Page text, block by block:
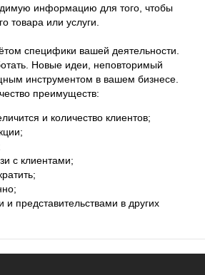
информацию для того, чтобы
товара или услуги.
специфики вашей деятельности.
Новые идеи, неповторимый
инструментом в вашем бизнесе.
преимуществ:
и количество клиентов;
с клиентами;
представительствами в других